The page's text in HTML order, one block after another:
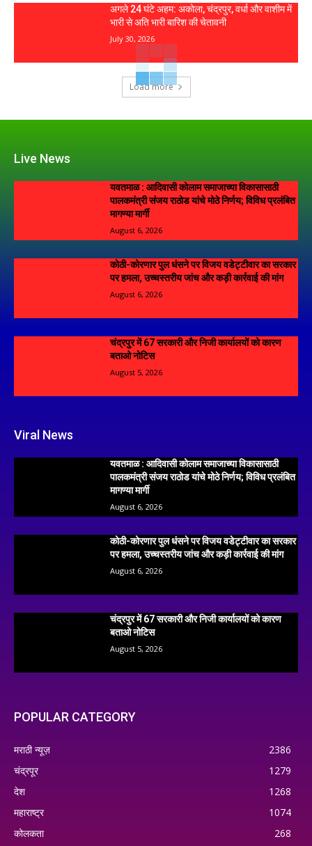
अगले 24 घंटे अहम: अकोला, चंद्रपुर, वर्धा और वाशीम में
भारी से अति भारी बारिश की चेतावनी
July 30, 2026
Load more
Live News
यवतमाळ : आदिवासी कोलाम समाजाच्या विकासासाठी
पालकमंत्री संजय राठोड यांचे मोठे निर्णय; विविध प्रलंबित
मागण्या मार्गी
August 6, 2026
कोठी-कोरणार पुल धंसने पर विजय वडेट्टीवार का सरकार
पर हमला, उच्चस्तरीय जांच और कड़ी कार्रवाई की मांग
August 6, 2026
चंद्रपुर में 67 सरकारी और निजी कार्यालयों को कारण
बताओ नोटिस
August 5, 2026
Viral News
यवतमाळ : आदिवासी कोलाम समाजाच्या विकासासाठी
पालकमंत्री संजय राठोड यांचे मोठे निर्णय; विविध प्रलंबित
मागण्या मार्गी
August 6, 2026
कोठी-कोरणार पुल धंसने पर विजय वडेट्टीवार का सरकार
पर हमला, उच्चस्तरीय जांच और कड़ी कार्रवाई की मांग
August 6, 2026
चंद्रपुर में 67 सरकारी और निजी कार्यालयों को कारण
बताओ नोटिस
August 5, 2026
POPULAR CATEGORY
मराठी न्यूज़
2386
चंद्रपूर
1279
देश
1268
महाराष्ट्र
1074
कोलकता
268